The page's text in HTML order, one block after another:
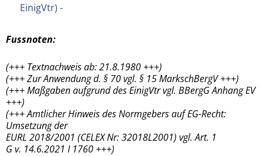
EinigVtr) -
Fussnoten:
(+++ Textnachweis ab: 21.8.1980 +++)
(+++ Zur Anwendung d. § 70 vgl. § 15 MarkschBergV +++)
(+++ Maßgaben aufgrund des EinigVtr vgl. BBergG Anhang EV
+++)
(+++ Amtlicher Hinweis des Normgebers auf EG-Recht:
Umsetzung der
EURL 2018/2001 (CELEX Nr: 32018L2001) vgl. Art. 1
G v. 14.6.2021 I 1760 +++)